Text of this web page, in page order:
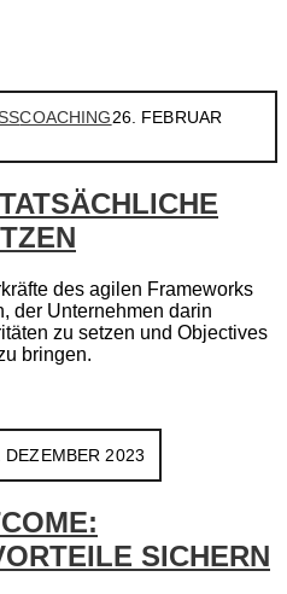
COACHING26. FEBRUAR
des agilen Frameworks
der Unternehmen darin
zu setzen und Objectives
bringen.
DEZEMBER 2023
SICHERN